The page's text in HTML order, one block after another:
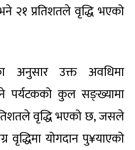
२१ प्रतिशतले वृद्धि भएको
अनुसार उक्त अवधिमा
पर्यटकको कुल सङ्ख्यामा
वृद्धि भएको छ, जसले
वृद्धिमा योगदान पु¥याएको